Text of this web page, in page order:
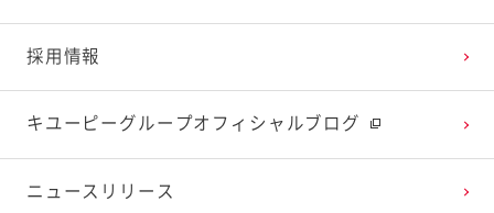
採用情報
キユーピーグループオフィシャルブログ
ニュースリリース